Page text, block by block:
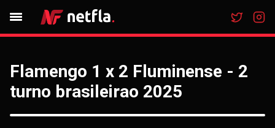
Flamengo 1 x 2 Fluminense - 2
turno brasileirao 2025